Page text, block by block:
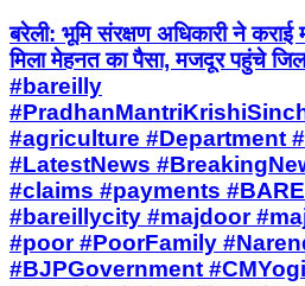
बरेली: भूमि संरक्षण अधिकारी ने
मिला मेहनत का पैसा, मजदूर पहुंचे
#bareilly
#agriculture #Department
#LatestNews
#claims #payments
#bareillycity #majdoor
#poor #PoorFamily
#BJPGovernment